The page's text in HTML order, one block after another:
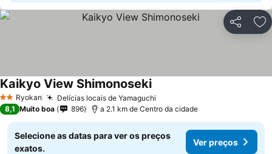
Partilhar
2 Estrelas
Ryokan Delícias locais de Yamaguchi
Kaikyo View Shimonoseki
8,1 Muito boa 896 a 2.1 km de Centro da cidade
Selecione as datas para ver os preços
exatos.
Ver preços